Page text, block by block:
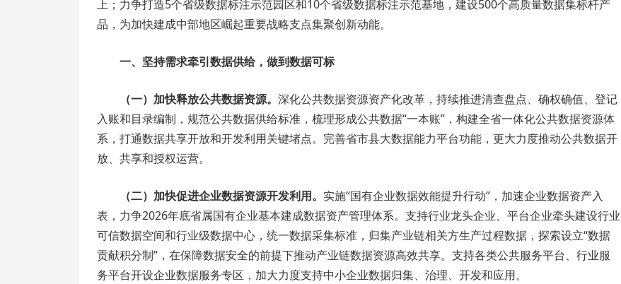
上；力争打造5个省级数据标注示范园区和10个省级数据标注示范基地，建设500个高质量数据集标杆产
品，为加快建成中部地区崛起重要战略支点集聚创新动能。
一、坚持需求牵引数据供给，做到数据可标
（一）加快释放公共数据资源。 深化公共数据资源资产化改革，持续推进清查盘点、确权确值、登记
入账和目录编制，规范公共数据供给标准，梳理形成公共数据“一本账”，构建全省一体化公共数据资源体
系，打通数据共享开放和开发利用关键堵点。完善省市县大数据能力平台功能，更大力度推动公共数据开
放、共享和授权运营。
（二）加快促进企业数据资源开发利用。 实施“国有企业数据效能提升行动”，加速企业数据资产入
表，力争2026年底省属国有企业基本建成数据资产管理体系。支持行业龙头企业、平台企业牵头建设行业
可信数据空间和行业级数据中心，统一数据采集标准，归集产业链相关方生产过程数据，探索设立“数据
贡献积分制”，在保障数据安全的前提下推动产业链数据资源高效共享。支持各类公共服务平台、行业服
务平台开设企业数据服务专区，加大力度支持中小企业数据归集、治理、开发和应用。